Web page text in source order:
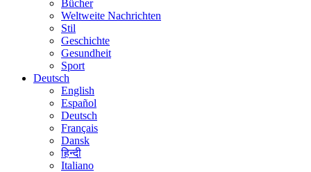
Bücher
Weltweite Nachrichten
Stil
Geschichte
Gesundheit
Sport
Deutsch
English
Español
Deutsch
Français
Dansk
हिन्दी
Italiano